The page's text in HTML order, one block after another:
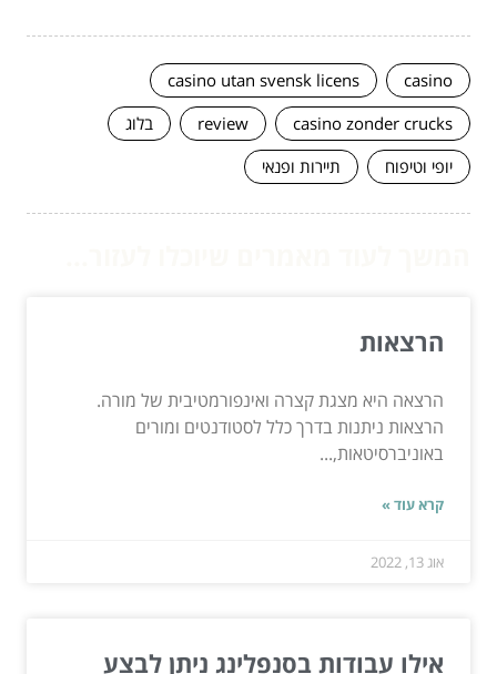
casino
casino utan svensk licens
casino zonder crucks
review
בלוג
יופי וטיפוח
תיירות ופנאי
הרצאות
הרצאה היא מצגת קצרה ואינפורמטיבית של מורה.
הרצאות ניתנות בדרך כלל לסטודנטים ומורים
באוניברסיטאות,...
קרא עוד »
אוג 13, 2022
אילו עבודות בסנפלינג ניתן לבצע